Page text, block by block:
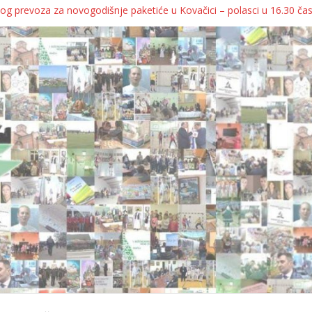
prevoza za novogodišnje paketiće u Kovačici – polasci u 16.30
KOLICA ZA 76 BEBA SA TERITORIJE OPŠTINE KOVAČICA
oborila rekord zatvorenih firmi!
telo
pa kukaju o „egzilu“